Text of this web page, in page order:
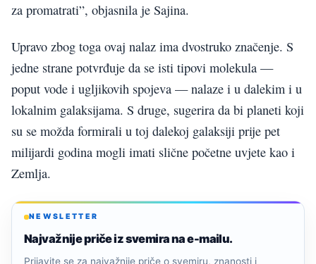
za promatrati”, objasnila je Sajina.
Upravo zbog toga ovaj nalaz ima dvostruko značenje. S
jedne strane potvrđuje da se isti tipovi molekula —
poput vode i ugljikovih spojeva — nalaze i u dalekim i u
lokalnim galaksijama. S druge, sugerira da bi planeti koji
su se možda formirali u toj dalekoj galaksiji prije pet
milijardi godina mogli imati slične početne uvjete kao i
Zemlja.
NEWSLETTER
Najvažnije priče iz svemira na e-mailu.
Prijavite se za najvažnije priče o svemiru, znanosti i